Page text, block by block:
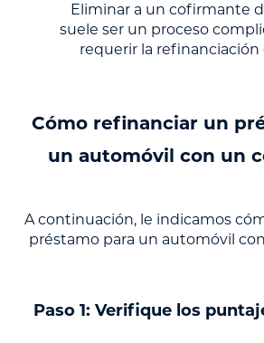
Eliminar a un cofirmante
suele ser un proceso
requerir la refinanciación
Cómo refinanciar un
un automóvil con un
A continuación, le indicamos
préstamo para un automóvil
Paso 1: Verifique los